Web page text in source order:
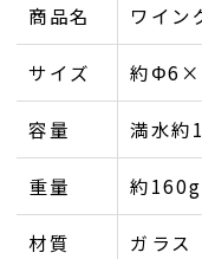
商品名 ワイン
サイズ 約
容量 満水約
重量 約160g
材質 ガラス